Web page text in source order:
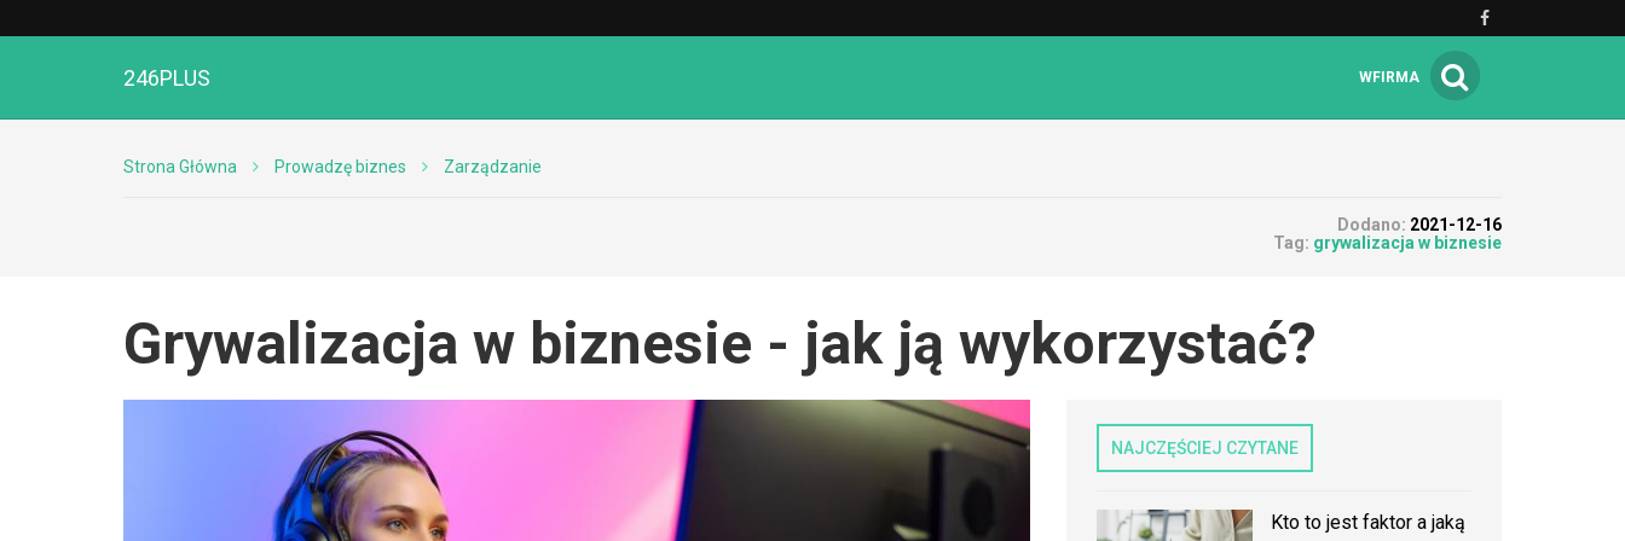
246PLUS WFIRMA
Strona Główna Prowadzę biznes Zarządzanie
Dodano: 2021-12-16
Tag: grywalizacja w biznesie
Grywalizacja w biznesie - jak ją wykorzystać?
NAJCZĘŚCIEJ CZYTANE
Kto to jest faktor a jaką